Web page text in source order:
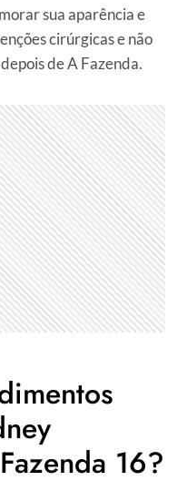
sua aparência e
cirúrgicas e não
de A Fazenda.
16?